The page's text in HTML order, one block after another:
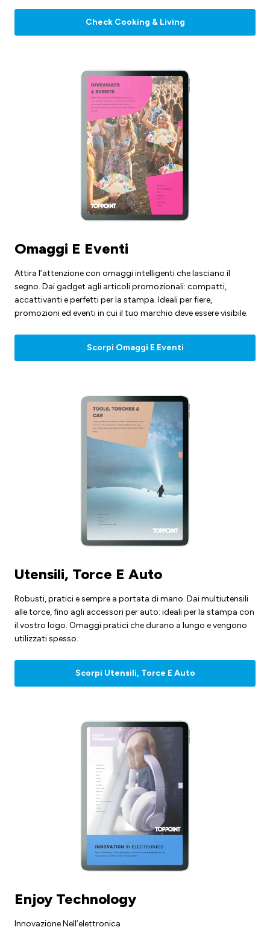
Check Cooking & Living
Omaggi E Eventi
Attira l’attenzione con omaggi intelligenti che lasciano il
segno. Dai gadget agli articoli promozionali: compatti,
accattivanti e perfetti per la stampa. Ideali per fiere,
promozioni ed eventi in cui il tuo marchio deve essere visibile.
Scorpi Omaggi E Eventi
Utensili, Torce E Auto
Robusti, pratici e sempre a portata di mano. Dai multiutensili
alle torce, fino agli accessori per auto: ideali per la stampa con
il vostro logo. Omaggi pratici che durano a lungo e vengono
utilizzati spesso.
Scorpi Utensili, Torce E Auto
Enjoy Technology
Innovazione Nell’elettronica